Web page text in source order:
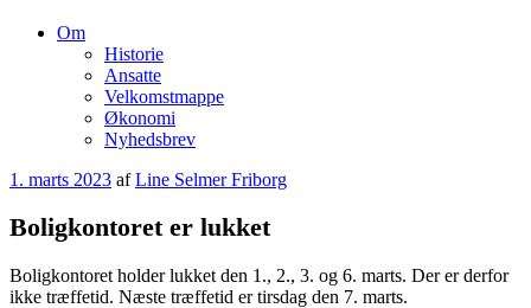
Om
Historie
Ansatte
Velkomstmappe
Økonomi
Nyhedsbrev
Udgivet
1. marts 2023 afLine Selmer Friborg
Boligkontoret er lukket
Boligkontoret holder lukket den 1., 2., 3. og 6. marts. Der er derfor
ikke træffetid. Næste træffetid er tirsdag den 7. marts.